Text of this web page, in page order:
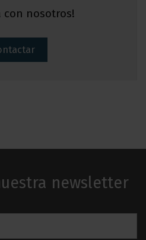
con nosotros!
newsletter